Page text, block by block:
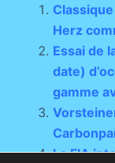
Herz
Essai de
date)
gamme
La FIA